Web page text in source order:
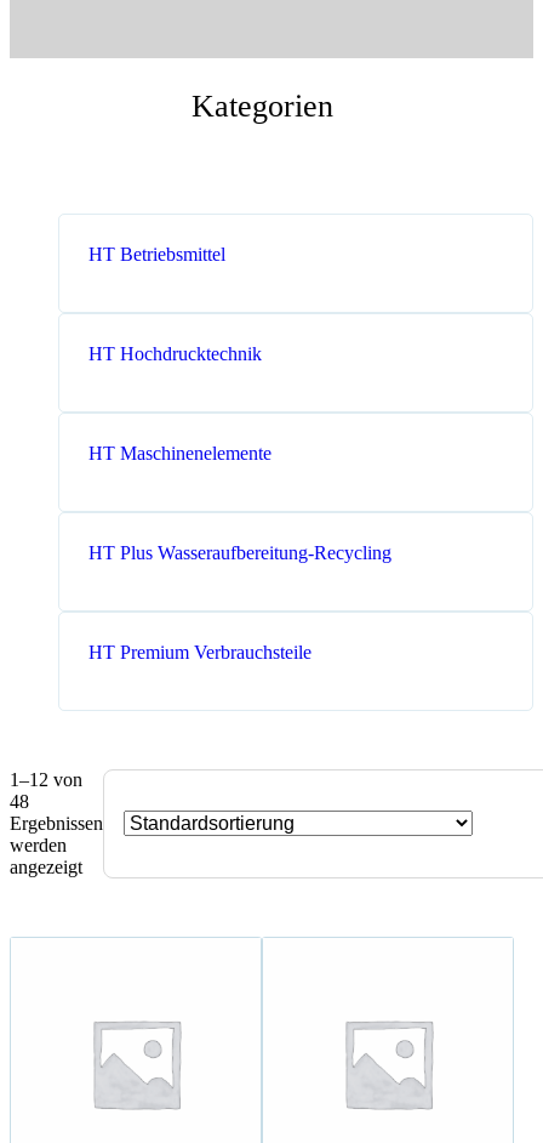
Kategorien
HT Betriebsmittel
HT Hochdrucktechnik
HT Maschinenelemente
HT Plus Wasseraufbereitung-Recycling
HT Premium Verbrauchsteile
1–12 von
48
Ergebnissen
werden
angezeigt